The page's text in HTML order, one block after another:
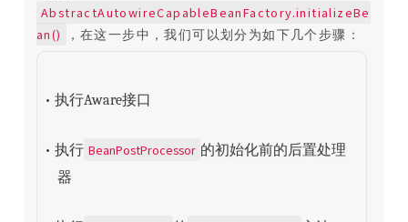
AbstractAutowireCapableBeanFactory.initializeBe
an()
，在这一步中，我们可以划分为如下几个步骤：
• 执行Aware接口
• 执行 BeanPostProcessor 的初始化前的后置处理
器